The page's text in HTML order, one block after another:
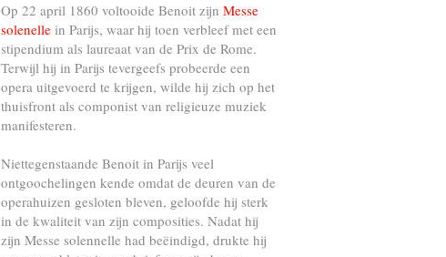
Op 22 april 1860 voltooide Benoit zijn Messe
solenelle in Parijs, waar hij toen verbleef met een
stipendium als laureaat van de Prix de Rome.
Terwijl hij in Parijs tevergeefs probeerde een
opera uitgevoerd te krijgen, wilde hij zich op het
thuisfront als componist van religieuze muziek
manifesteren.
Niettegenstaande Benoit in Parijs veel
ontgoochelingen kende omdat de deuren van de
operahuizen gesloten bleven, geloofde hij sterk
in de kwaliteit van zijn composities. Nadat hij
zijn Messe solennelle had beëindigd, drukte hij